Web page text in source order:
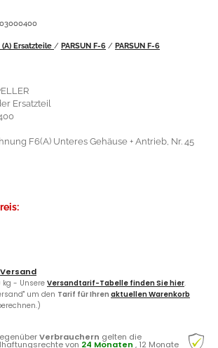
03000400
(A) Ersatzteile / PARSUN F-6 / PARSUN F-6
Ersatzteil
F6(A) Unteres Gehäuse + Antrieb, Nr. 45
Versand
kg - UnsereVersandtarif-Tabelle finden Sie hier.
um den Tarif für Ihren aktuellen Warenkorb
Verbrauchern gelten die
von 24 Monaten , 12 Monate